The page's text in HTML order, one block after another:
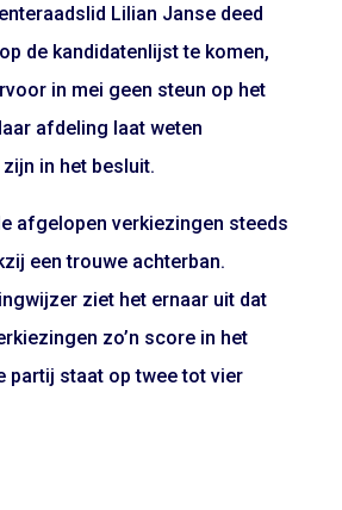
Lilian Janse deed
de kandidatenlijst te komen,
in mei geen steun op het
afdeling laat weten
in het besluit.
afgelopen verkiezingen steeds
een trouwe achterban.
ziet het ernaar uit dat
zo’n score in het
partij staat op twee tot vier